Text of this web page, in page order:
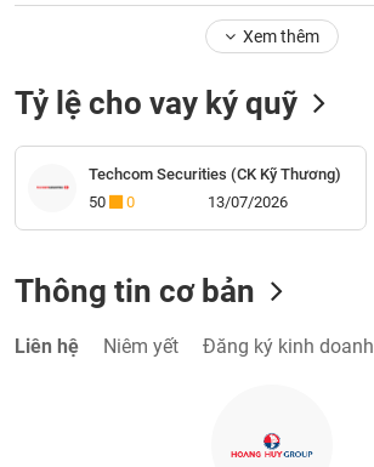
Xem thêm
Tỷ lệ cho vay ký quỹ
Techcom Securities (CK Kỹ Thương)
50
0 13/07/2026
Thông tin cơ bản
Liên hệ Niêm yết Đăng ký kinh doanh